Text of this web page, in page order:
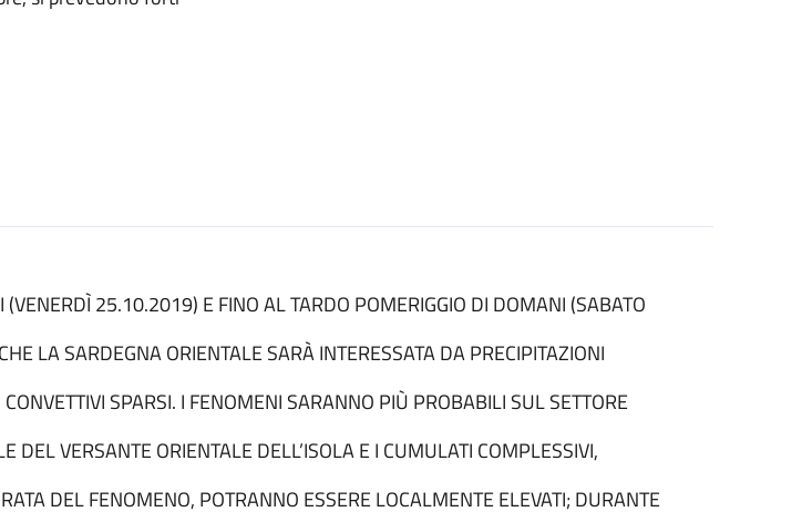
(VENERDÌ 25.10.2019) E FINO AL TARDO POMERIGGIO DI DOMANI (SABATO
LA SARDEGNA ORIENTALE SARÀ INTERESSATA DA PRECIPITAZIONI
SPARSI. I FENOMENI SARANNO PIÙ PROBABILI SUL SETTORE
DEL VERSANTE ORIENTALE DELL’ISOLA E I CUMULATI COMPLESSIVI,
DEL FENOMENO, POTRANNO ESSERE LOCALMENTE ELEVATI; DURANTE